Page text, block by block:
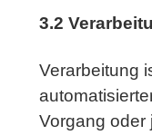
3.2
Verarbeitung
Vorgang oder